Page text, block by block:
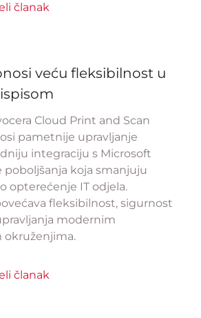
članak
veću fleksibilnost u
Cloud Print and Scan
pametnije upravljanje
integraciju s Microsoft
poboljšanja koja smanjuju
opterećenje IT odjela.
fleksibilnost, sigurnost
modernim
članak